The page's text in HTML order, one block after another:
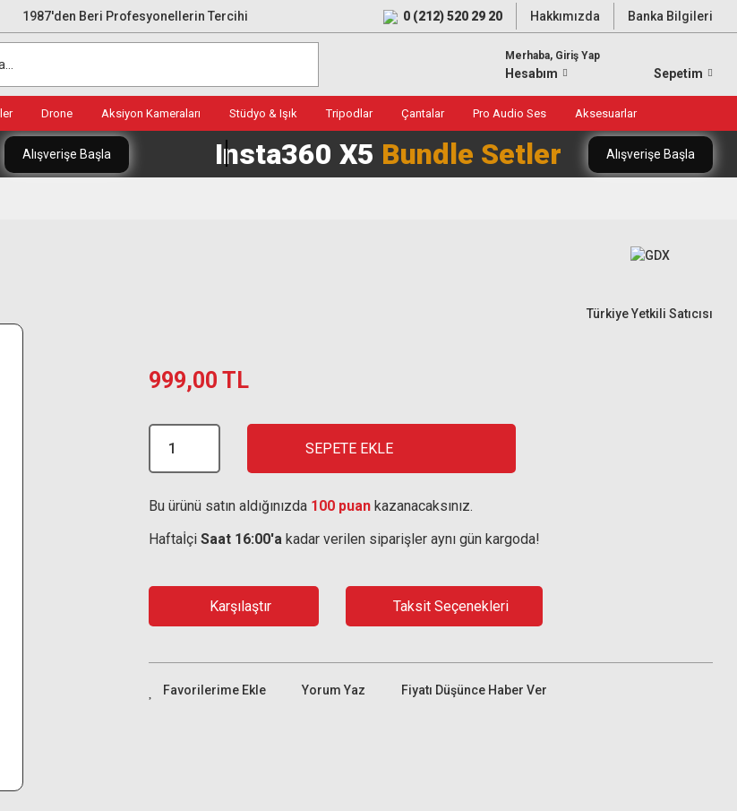
1987'den Beri Profesyonellerin Tercihi 0 (212) 520 29 20 Hakkımızda Banka Bilgileri
Merhaba, Giriş Yap
Hesabım Sepetim
Drone Aksiyon Kameraları Stüdyo & Işık Tripodlar Çantalar Pro Audio Ses Aksesuarlar
Alışverişe Başla Insta360 X5 Bundle Setler Alışverişe Başla
Türkiye Yetkili Satıcısı
999,00 TL
SEPETE EKLE
Bu ürünü satın aldığınızda 100 puan kazanacaksınız.
Haftaİçi Saat 16:00'a kadar verilen siparişler aynı gün kargoda!
Karşılaştır Taksit Seçenekleri
Yorum Yaz Fiyatı Düşünce Haber Ver